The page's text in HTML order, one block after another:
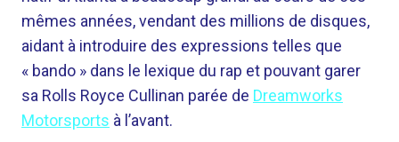
mêmes années, vendant des millions de disques,
aidant à introduire des expressions telles que
« bando » dans le lexique du rap et pouvant garer
sa Rolls Royce Cullinan parée de Dreamworks
Motorsports à l’avant.